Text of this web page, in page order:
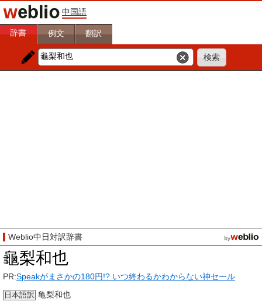
中国語
辞書 例文 翻訳
Weblio中日対訳辞書
龜梨和也
PR:Speakがまさかの180円!? いつ終わるかわからない神セール
日本語訳 亀梨和也